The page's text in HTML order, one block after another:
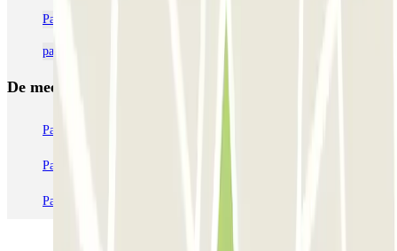
Parkeren dichtbij het Hotel Novotel Paris Les Halles
parkeergarages dichtbij Hôtel Du Mont Blanc in Parijs
De meest geboekte
Parkeren in Parijs
Parkeren in Station Venetië Mestre
Parkeren in Milaan Parkeren in Verona